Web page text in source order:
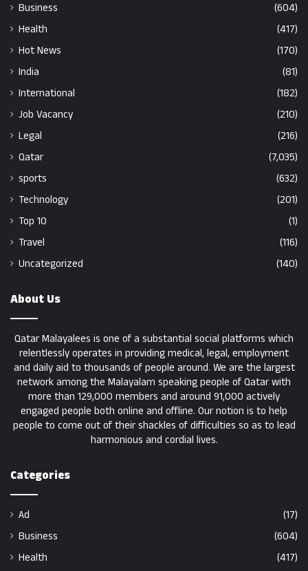
Business
(604)
Health
(417)
Hot News
(170)
India
(81)
International
(182)
Job Vacancy
(210)
Legal
(216)
Qatar
(7,035)
sports
(632)
Technology
(201)
Top 10
(1)
Travel
(116)
Uncategorized
(140)
About Us
Qatar Malayalees is one of a substantial social platforms which
relentlessly operates in providing medical, legal, employment
and daily aid to thousands of people around. We are the largest
network among the Malayalam speaking people of Qatar with
more than 129,000 members and around 91,000 actively
engaged people both online and offline. Our notion is to help
people to come out of their shackles of difficulties so as to lead
harmonious and cordial lives.
Categories
Ad
(17)
Business
(604)
Health
(417)